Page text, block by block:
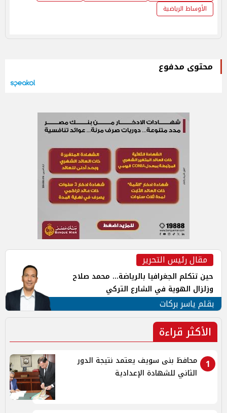
الأوساط الرياضية
محتوى مدفوع
مقال رئيس التحرير
حين تتكلم الجغرافيا بالرياضة... محمد صلاح
وزلزال الهوية في الشارع التركي
بقلم ياسر بركات
الأكثر قراءة
1
محافظ بنى سويف يعتمد نتيجة الدور
الثاني للشهادة الإعدادية